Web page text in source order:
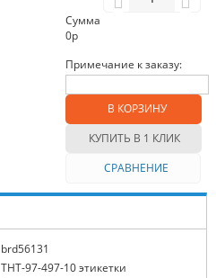
Сумма
0р
Примечание к заказу:
В КОРЗИНУ
КУПИТЬ В 1 КЛИК
СРАВНЕНИЕ
brd56131
THT-97-497-10 этикетки